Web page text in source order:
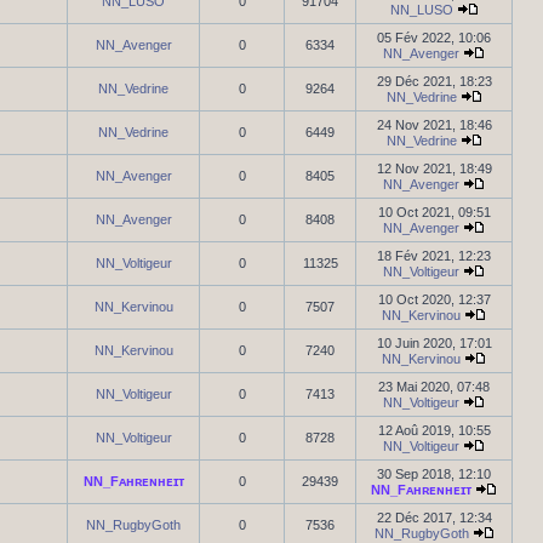
NN_LUSO
NN_Avenger 0 6334
05 Fév 2022, 10:06
NN_Avenger
NN_Vedrine 0 9264
29 Déc 2021, 18:23
NN_Vedrine
NN_Vedrine 0 6449
24 Nov 2021, 18:46
NN_Vedrine
NN_Avenger 0 8405
12 Nov 2021, 18:49
NN_Avenger
NN_Avenger 0 8408
10 Oct 2021, 09:51
NN_Avenger
NN_Voltigeur 0 11325
18 Fév 2021, 12:23
NN_Voltigeur
NN_Kervinou 0 7507
10 Oct 2020, 12:37
NN_Kervinou
NN_Kervinou 0 7240
10 Juin 2020, 17:01
NN_Kervinou
NN_Voltigeur 0 7413
23 Mai 2020, 07:48
NN_Voltigeur
NN_Voltigeur 0 8728
12 Aoû 2019, 10:55
NN_Voltigeur
NN_Fᴀʜʀᴇɴʜᴇɪᴛ 0 29439
30 Sep 2018, 12:10
NN_Fᴀʜʀᴇɴʜᴇɪᴛ
NN_RugbyGoth 0 7536
22 Déc 2017, 12:34
NN_RugbyGoth